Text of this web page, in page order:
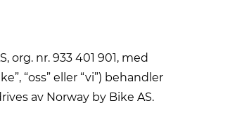
org. nr. 933 401 901, med
“oss” eller “vi”) behandler
av Norway by Bike AS.